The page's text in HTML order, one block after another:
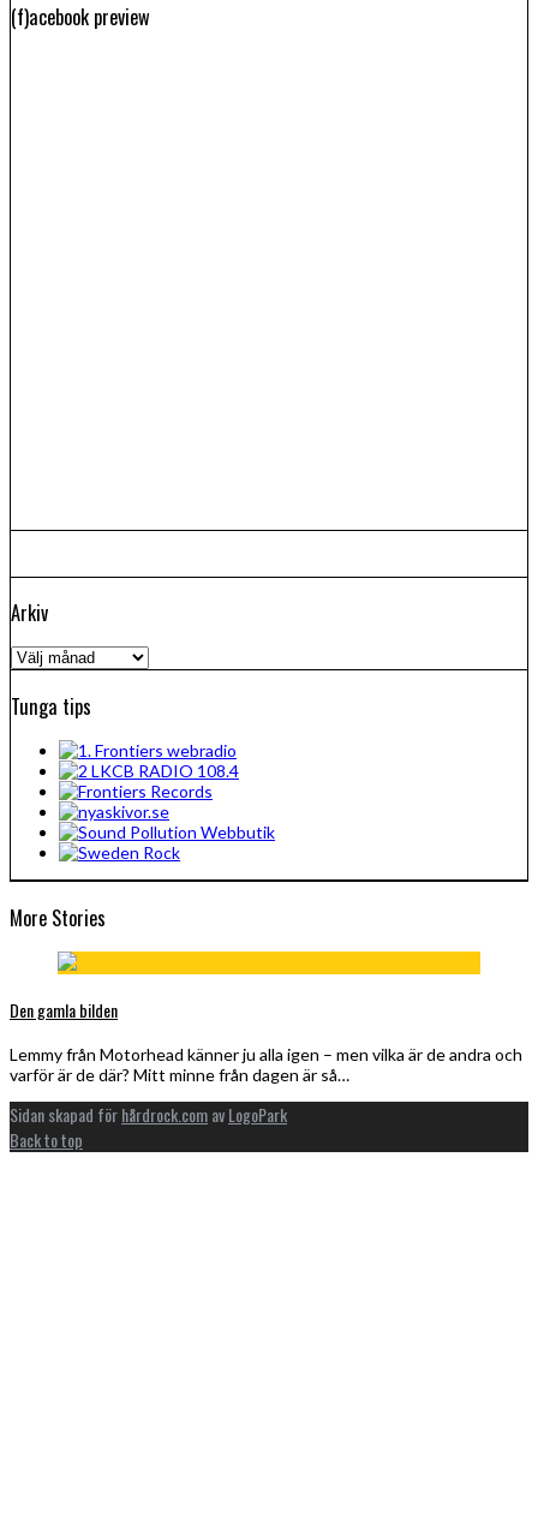
(f)acebook preview
Arkiv
Arkiv
Tunga tips
More Stories
Den gamla bilden
Lemmy från Motorhead känner ju alla igen – men vilka är de andra och
varför är de där? Mitt minne från dagen är så…
Sidan skapad förhårdrock.comavLogoPark
Back to top